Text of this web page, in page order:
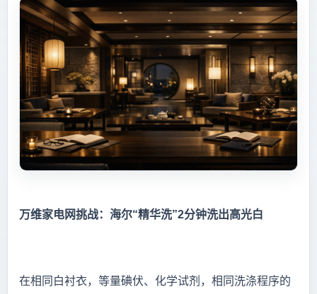
万维家电网挑战：海尔“精华洗”2分钟洗出高光白
在相同白衬衣，等量碘伏、化学试剂，相同洗涤程序的